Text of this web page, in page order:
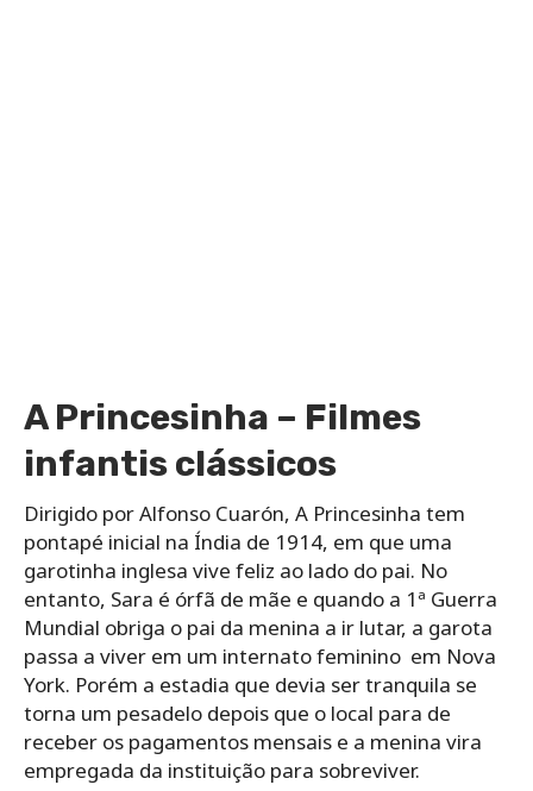
A Princesinha – Filmes
infantis clássicos
Dirigido por Alfonso Cuarón, A Princesinha tem
pontapé inicial na Índia de 1914, em que uma
garotinha inglesa vive feliz ao lado do pai. No
entanto, Sara é órfã de mãe e quando a 1ª Guerra
Mundial obriga o pai da menina a ir lutar, a garota
passa a viver em um internato feminino em Nova
York. Porém a estadia que devia ser tranquila se
torna um pesadelo depois que o local para de
receber os pagamentos mensais e a menina vira
empregada da instituição para sobreviver.